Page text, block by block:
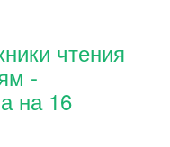
чтения
-
на 16